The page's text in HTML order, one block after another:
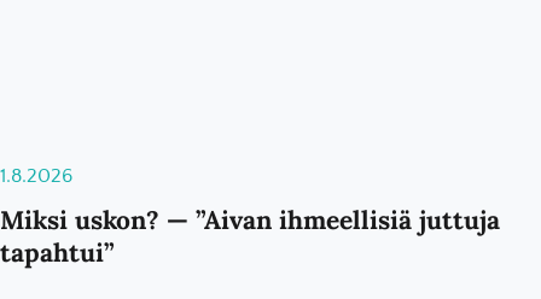
1.8.2026
Miksi uskon? — ”Aivan ihmeellisiä juttuja
tapahtui”